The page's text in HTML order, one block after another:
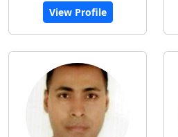
View Profile